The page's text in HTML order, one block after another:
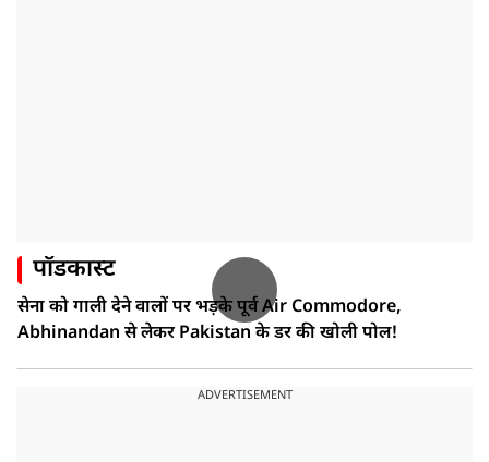
पॉडकास्ट
सेना को गाली देने वालों पर भड़के पूर्व Air Commodore,
Abhinandan से लेकर Pakistan के डर की खोली पोल!
ADVERTISEMENT